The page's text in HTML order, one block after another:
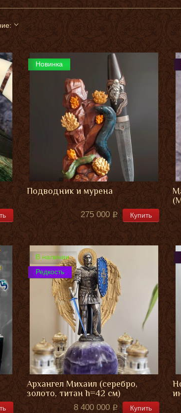
Новинка
Подводник и мурена
275 000 Купить
В наличии
Редкость
Архангел Михаил (серебро,
золото, титан h=42 см)
8 400 000 Купить